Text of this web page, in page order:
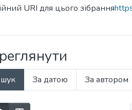
URI для цього зібрання
За датою За автором